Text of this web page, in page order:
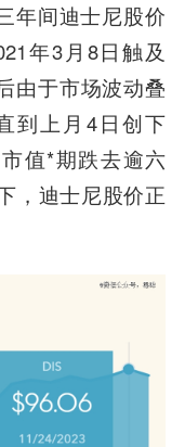
年间迪士尼股价
年3月8日触及
由于市场波动叠
到上月4日创下
值*期跌去逾六
，迪士尼股价正